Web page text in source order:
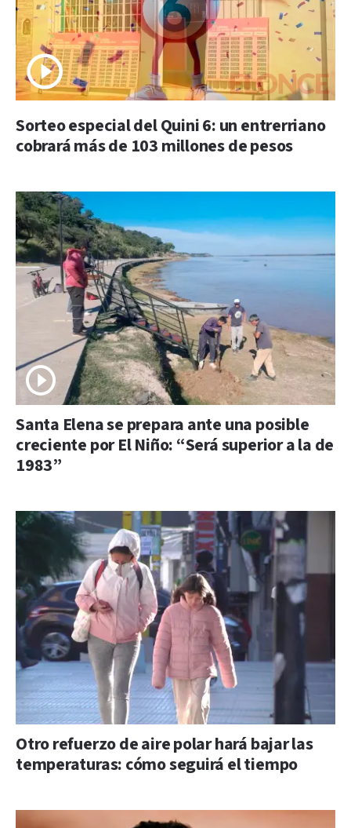
Sorteo especial del Quini 6: un entrerriano
cobrará más de 103 millones de pesos
Santa Elena se prepara ante una posible
creciente por El Niño: “Será superior a la de
1983”
Otro refuerzo de aire polar hará bajar las
temperaturas: cómo seguirá el tiempo